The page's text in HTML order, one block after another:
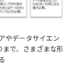
やデータサイエン
で、さまざまな形